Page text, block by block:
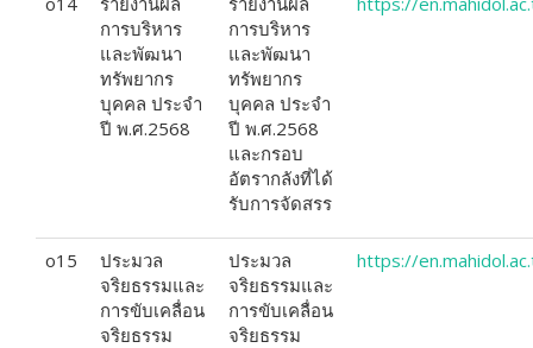
การบริหาร
และพัฒนา
ทรัพยากร
บุคคล ประจำ
ปี พ.ศ.2568
การบริหาร
และพัฒนา
ทรัพยากร
บุคคล ประจำ
ปี พ.ศ.2568
และกรอบ
อัตรากลังที่ได้
รับการจัดสรร
o15
ประมวล
จริยธรรมและ
การขับเคลื่อน
จริยธรรม
ประมวล
จริยธรรมและ
การขับเคลื่อน
จริยธรรม
https://